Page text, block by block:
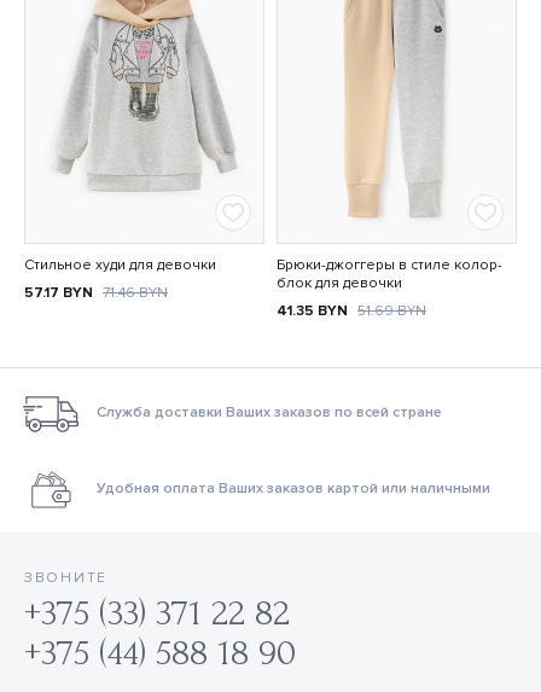
Стильное худи для девочки
57.17 BYN 71.46BYN
Брюки-джоггеры в стиле колор-
блок для девочки
41.35 BYN 51.69BYN
Служба доставки Ваших заказов по всей стране
Удобная оплата Ваших заказов картой или наличными
ЗВОНИТЕ
+375 (33) 371 22 82
+375 (44) 588 18 90